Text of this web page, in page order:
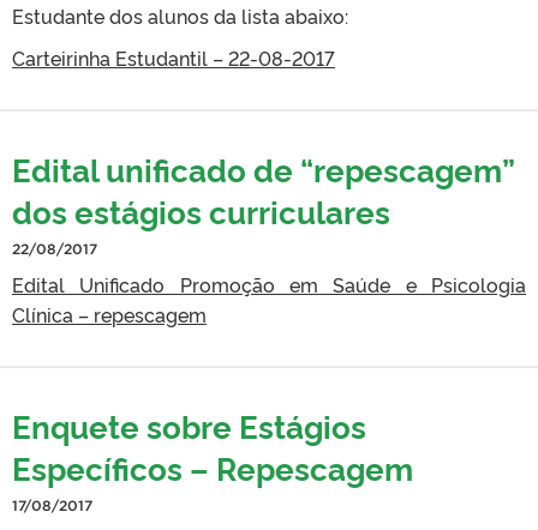
Estudante dos alunos da lista abaixo:
Carteirinha Estudantil – 22-08-2017
Edital unificado de “repescagem”
dos estágios curriculares
22/08/2017
Edital Unificado Promoção em Saúde e Psicologia
Clínica – repescagem
Enquete sobre Estágios
Específicos – Repescagem
17/08/2017